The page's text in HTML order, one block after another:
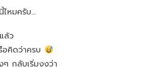
ไหมครับ…
ล้ว
อคิดว่าครบ
ๆ กลับเริ่มงงว่า